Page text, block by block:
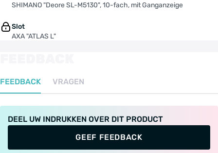
SHIMANO "Deore SL-M5130", 10-fach, mit Ganganzeige
Slot
AXA "ATLAS L"
FEEDBACK VRAGEN
DEEL UW INDRUKKEN OVER DIT PRODUCT
GEEF FEEDBACK